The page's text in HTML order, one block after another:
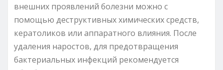
внешних проявлений болезни можно с
помощью деструктивных химических средств,
кератоликов или аппаратного влияния. После
удаления наростов, для предотвращения
бактериальных инфекций рекомендуется